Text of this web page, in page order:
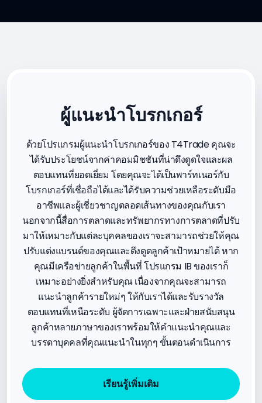
ผู้แนะนำโบรกเกอร์
ด้วยโปรแกรมผู้แนะนำโบรกเกอร์ของ T4Trade คุณจะ
ได้รับประโยชน์จากค่าคอมมิชชันที่น่าดึงดูดใจและผล
ตอบแทนที่ยอดเยี่ยม โดยคุณจะได้เป็นพาร์ทเนอร์กับ
โบรกเกอร์ที่เชื่อถือได้และได้รับความช่วยเหลือระดับมือ
อาชีพและผู้เชี่ยวชาญตลอดเส้นทางของคุณกับเรา
นอกจากนี้สื่อการตลาดและทรัพยากรทางการตลาดที่ปรับ
มาให้เหมาะกับแต่ละบุคคลของเราจะสามารถช่วยให้คุณ
ปรับแต่งแบรนด์ของคุณและดึงดูดลูกค้าเป้าหมายได้ หาก
คุณมีเครือข่ายลูกค้าในพื้นที่ โปรแกรม IB ของเราก็
เหมาะอย่างยิ่งสำหรับคุณ เนื่องจากคุณจะสามารถ
แนะนำลูกค้ารายใหม่ๆ ให้กับเราได้และรับรางวัล
ตอบแทนที่เหนือระดับ ผู้จัดการเฉพาะและฝ่ายสนับสนุน
ลูกค้าหลายภาษาของเราพร้อมให้คำแนะนำคุณและ
บรรดาบุคคลที่คุณแนะนำในทุกๆ ขั้นตอนดำเนินการ
เรียนรู้เพิ่มเติม